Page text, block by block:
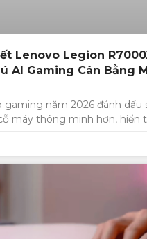
Lenovo Legion
AI Gaming Cân Bằng
năm 2026 đánh dấu
máy thông minh hơn, hiển